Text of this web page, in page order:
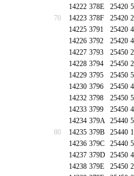
14222 378E 25420
70
14223 378F 25420
14225 3791 25420
14226 3792 25420
14227 3793 25450
14228 3794 25450
14229 3795 25450
14230 3796 25450
14232 3798 25450 5
14233 3799 25450
14234 379A 25440 5
80
14235 379B 25440
14236 379C 25440
14237 379D 25450
14238 379E 25450